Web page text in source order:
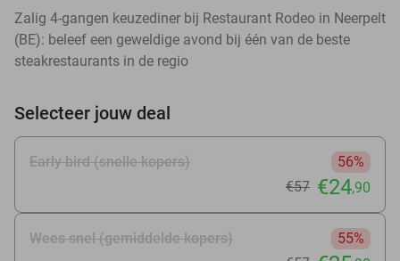
Zalig 4-gangen keuzediner bij Restaurant Rodeo in Neerpelt
(BE): beleef een geweldige avond bij één van de beste
steakrestaurants in de regio
Selecteer jouw deal
Early bird (snelle kopers)
56%
€57 €24,90
Wees snel (gemiddelde kopers)
55%